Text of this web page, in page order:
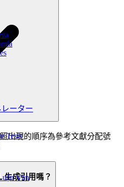
ーター
Tesis
Văn
出現的順序為參考文獻分配號
生成引用嗎？